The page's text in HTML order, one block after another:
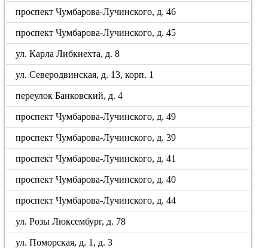
проспект Чумбарова-Лучинского, д. 46
проспект Чумбарова-Лучинского, д. 45
ул. Карла Либкнехта, д. 8
ул. Северодвинская, д. 13, корп. 1
переулок Банковский, д. 4
проспект Чумбарова-Лучинского, д. 49
проспект Чумбарова-Лучинского, д. 39
проспект Чумбарова-Лучинского, д. 41
проспект Чумбарова-Лучинского, д. 40
проспект Чумбарова-Лучинского, д. 44
ул. Розы Люксембург, д. 78
ул. Поморская, д. 1, д. 3